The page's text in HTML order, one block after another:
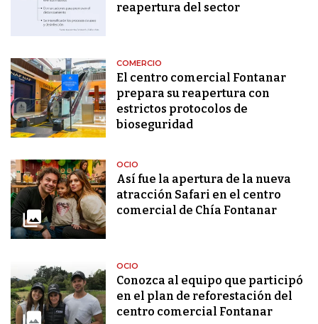
reapertura del sector
COMERCIO
El centro comercial Fontanar
prepara su reapertura con
estrictos protocolos de
bioseguridad
OCIO
Así fue la apertura de la nueva
atracción Safari en el centro
comercial de Chía Fontanar
OCIO
Conozca al equipo que participó
en el plan de reforestación del
centro comercial Fontanar